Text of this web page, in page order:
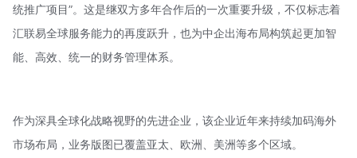
统推广项目”。这是继双方多年合作后的一次重要升级，不仅标志着
汇联易全球服务能力的再度跃升，也为中企出海布局构筑起更加智
能、高效、统一的财务管理体系。
作为深具全球化战略视野的先进企业，该企业近年来持续加码海外
市场布局，业务版图已覆盖亚太、欧洲、美洲等多个区域。